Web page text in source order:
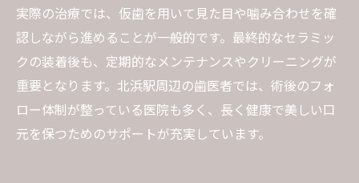
実際の治療では、仮歯を用いて見た目や噛み合わせを確
認しながら進めることが一般的です。最終的なセラミッ
クの装着後も、定期的なメンテナンスやクリーニングが
重要となります。北浜駅周辺の歯医者では、術後のフォ
ロー体制が整っている医院も多く、長く健康で美しい口
元を保つためのサポートが充実しています。